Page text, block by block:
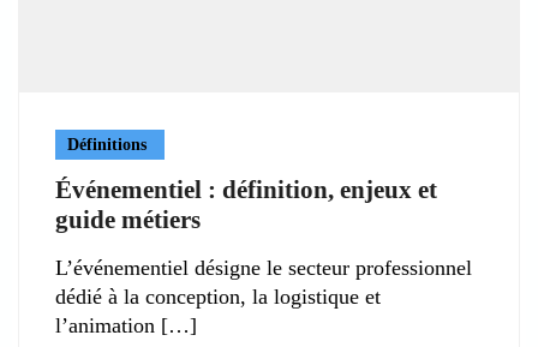
Définitions
Événementiel : définition, enjeux et
guide métiers
L’événementiel désigne le secteur professionnel
dédié à la conception, la logistique et
l’animation